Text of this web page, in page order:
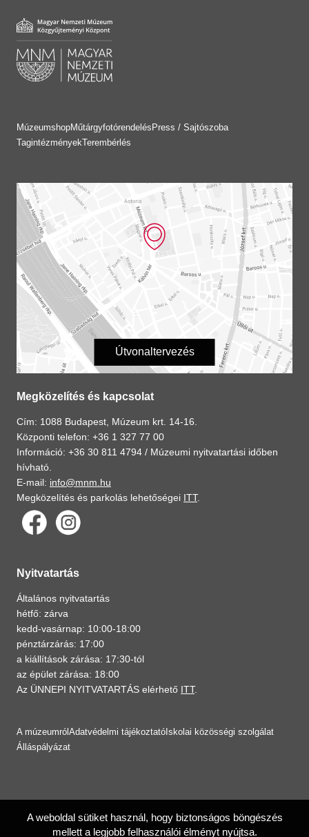
MúzeumshopMűtárgyfotórendelésPress / Sajtószoba
TagintézményekTerembérlés
Útvonaltervezés
Megközelítés és kapcsolat
Cím: 1088 Budapest, Múzeum krt. 14-16.
Központi telefon: +36 1 327 77 00
Információ: +36 30 811 4794 / Múzeumi nyitvatartási időben
hívható.
E-mail: info@mnm.hu
Megközelítés és parkolás lehetőségei ITT.
Nyitvatartás
Általános nyitvatartás
hétfő: zárva
kedd-vasárnap: 10:00-18:00
pénztárzárás: 17:00
a kiállítások zárása: 17:30-tól
az épület zárása: 18:00
Az ÜNNEPI NYITVATARTÁS elérhető ITT.
A múzeumról Adatvédelmi tájékoztató Iskolai közösségi szolgálat
Álláspályázat
A weboldal sütiket használ, hogy biztonságos böngészés
mellett a legjobb felhasználói élményt nyújtsa.